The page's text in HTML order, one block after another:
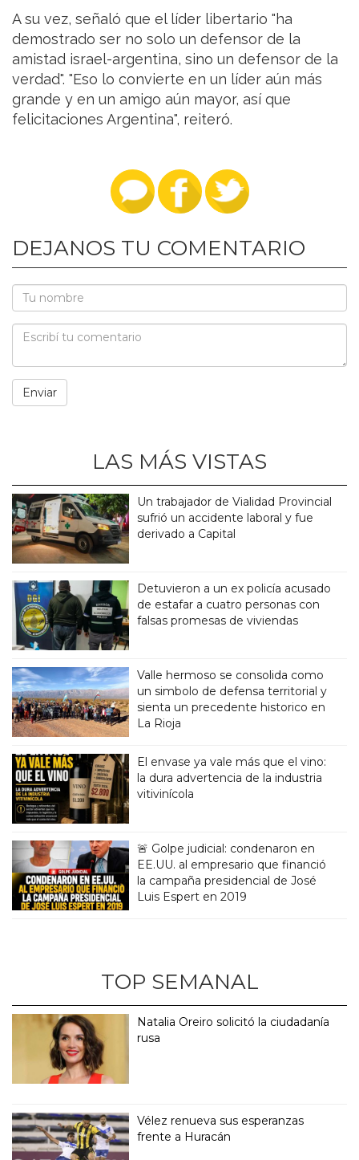
A su vez, señaló que el líder libertario "ha
demostrado ser no solo un defensor de la
amistad israel-argentina, sino un defensor de la
verdad". "Eso lo convierte en un líder aún más
grande y en un amigo aún mayor, así que
felicitaciones Argentina", reiteró.
DEJANOS TU COMENTARIO
LAS MÁS VISTAS
Un trabajador de Vialidad Provincial
sufrió un accidente laboral y fue
derivado a Capital
Detuvieron a un ex policía acusado
de estafar a cuatro personas con
falsas promesas de viviendas
Valle hermoso se consolida como
un simbolo de defensa territorial y
sienta un precedente historico en
La Rioja
El envase ya vale más que el vino:
la dura advertencia de la industria
vitivinícola
🚨 Golpe judicial: condenaron en
EE.UU. al empresario que financió
la campaña presidencial de José
Luis Espert en 2019
TOP SEMANAL
Natalia Oreiro solicitó la ciudadanía
rusa
Vélez renueva sus esperanzas
frente a Huracán